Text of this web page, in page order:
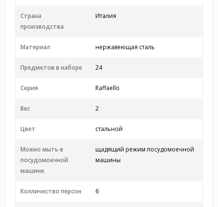
Страна
производства
Италия
Материал нержавеющая сталь
Предметов в наборе 24
Серия Raffaello
Вес 2
Цвет стальной
Можно мыть в
посудомоечной
машине
щадящий режим посудомоечной
машины
Колличество персон 6